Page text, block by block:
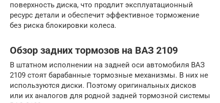
поверхность диска, что продлит эксплуатационный
ресурс детали и обеспечит эффективное торможение
без риска блокировки колеса.
Обзор задних тормозов на ВАЗ 2109
В штатном исполнении на задней оси автомобиля ВАЗ
2109 стоят барабанные тормозные механизмы. В них не
используются диски. Поэтому оригинальных дисков
или их аналогов для родной задней тормозной системы